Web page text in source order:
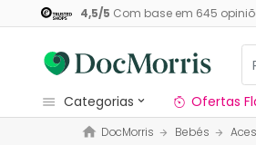
4,5/5 Com base em 645
categorias
Dermocosmetica
Ofertas
DocMorris Bebés